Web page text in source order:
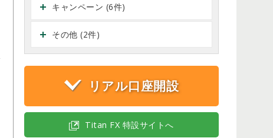
キャンペーン (6件)
その他 (2件)
リアル口座開設
Titan FX 特設サイトへ